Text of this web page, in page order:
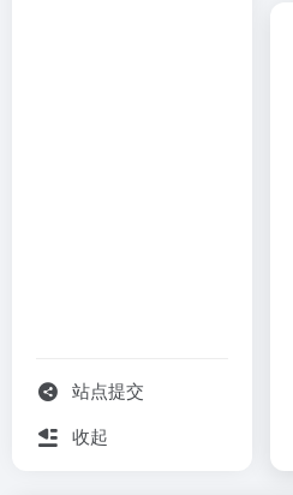
站点提交
收起